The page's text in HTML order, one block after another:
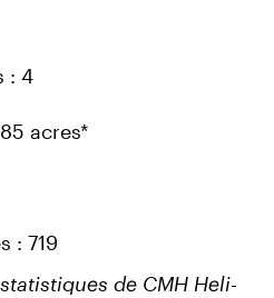
: 4
acres*
: 719
de CMH Heli-